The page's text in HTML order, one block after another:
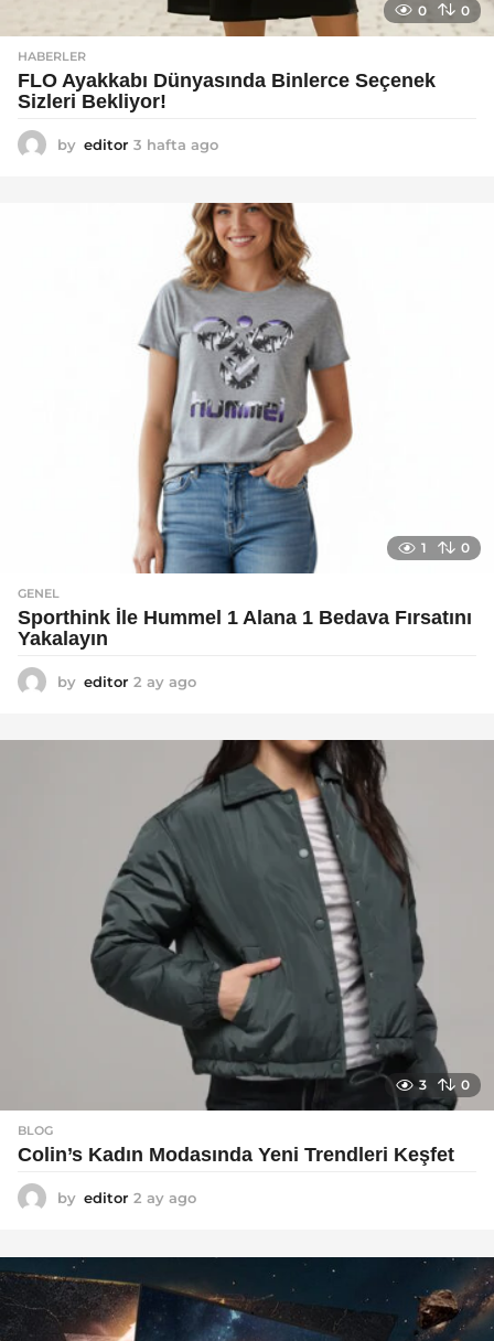
0 0
HABERLER
FLO Ayakkabı Dünyasında Binlerce Seçenek
Sizleri Bekliyor!
by editor 3 hafta ago
a
g
o
1 0
GENEL
Sporthink İle Hummel 1 Alana 1 Bedava Fırsatını
Yakalayın
by editor 2 ay ago
a
g
o
3 0
BLOG
Colin’s Kadın Modasında Yeni Trendleri Keşfet
by editor 2 ay ago
a
o